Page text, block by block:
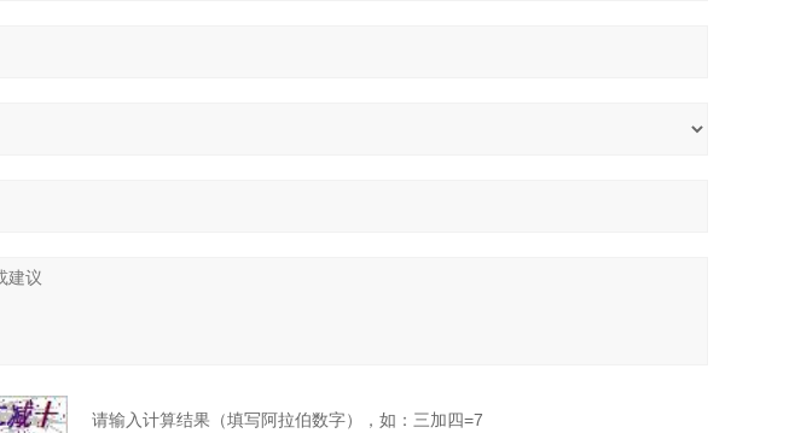
请输入计算结果（填写阿拉伯数字），如：三加四=7